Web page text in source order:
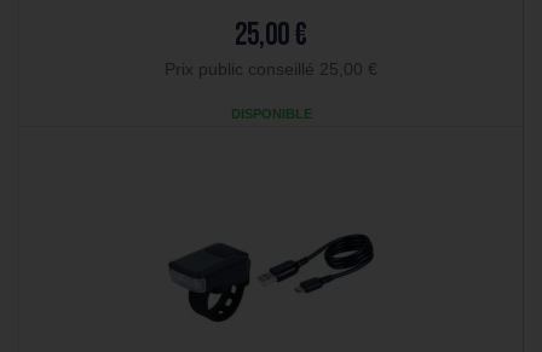
25,00 €
Prix public conseillé 25,00 €
DISPONIBLE